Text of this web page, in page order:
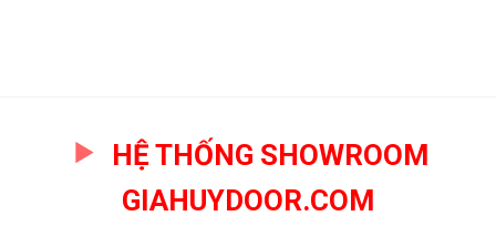
HỆ THỐNG SHOWROOM
GIAHUYDOOR.COM